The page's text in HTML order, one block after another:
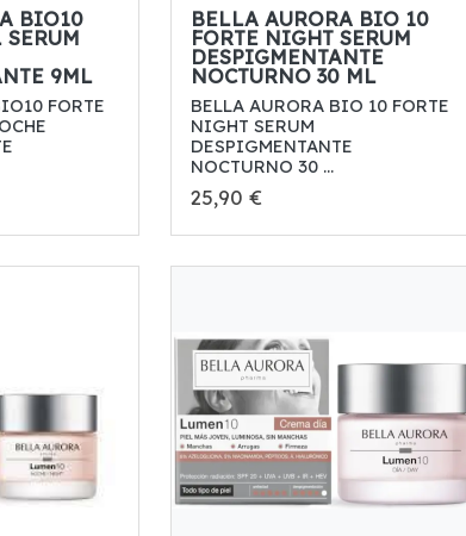
BIO10
SERUM
9ML
FORTE
BELLA AURORA BIO 10
FORTE NIGHT SERUM
DESPIGMENTANTE
NOCTURNO 30 ML
BELLA AURORA BIO 10 FORTE
NIGHT SERUM
DESPIGMENTANTE
NOCTURNO 30 ...
25,90 €